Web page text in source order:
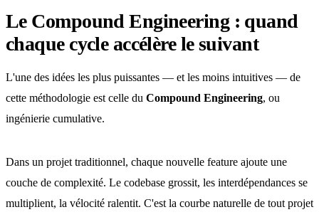
Le Compound Engineering : quand
chaque cycle accélère le suivant
L'une des idées les plus puissantes — et les moins intuitives — de
cette méthodologie est celle du Compound Engineering, ou
ingénierie cumulative.
Dans un projet traditionnel, chaque nouvelle feature ajoute une
couche de complexité. Le codebase grossit, les interdépendances se
multiplient, la vélocité ralentit. C'est la courbe naturelle de tout projet